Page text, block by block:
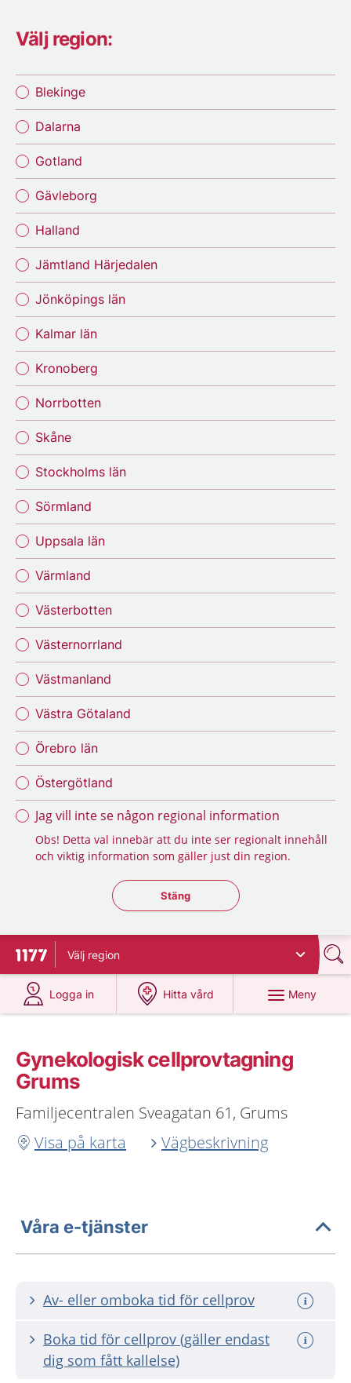
Välj region:
Blekinge
Dalarna
Gotland
Gävleborg
Halland
Jämtland Härjedalen
Jönköpings län
Kalmar län
Kronoberg
Norrbotten
Skåne
Stockholms län
Sörmland
Uppsala län
Värmland
Västerbotten
Västernorrland
Västmanland
Västra Götaland
Örebro län
Östergötland
Jag vill inte se någon regional information
Obs! Detta val innebär att du inte ser regionalt innehåll
och viktig information som gäller just din region.
Stäng regionsväljaren
Stäng
Till startsidan för 1177
Välj region
Logga in
på 1177.se
Hitta vård
på 1177.se
Meny
Gynekologisk cellprovtagning
Grums
Familjecentralen Sveagatan 61, Grums
Visa på karta
Vägbeskrivning
Våra e-tjänster
Av- eller omboka tid för cellprov
Boka tid för cellprov (gäller endast
dig som fått kallelse)